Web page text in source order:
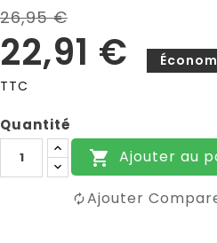
26,95 €
22,91 €
TTC
Quantité
 Ajouter au
Ajouter